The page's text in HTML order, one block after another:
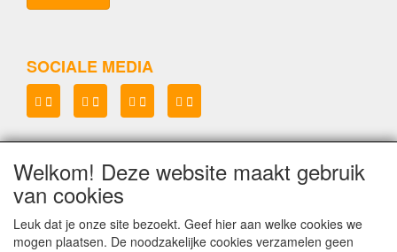
SOCIALE MEDIA
Lenianel v.o.f.
© Copyright Lenianel v.o.f. Schagen
Welkom! Deze website maakt gebruik
van cookies
Leuk dat je onze site bezoekt. Geef hier aan welke cookies we
mogen plaatsen. De noodzakelijke cookies verzamelen geen